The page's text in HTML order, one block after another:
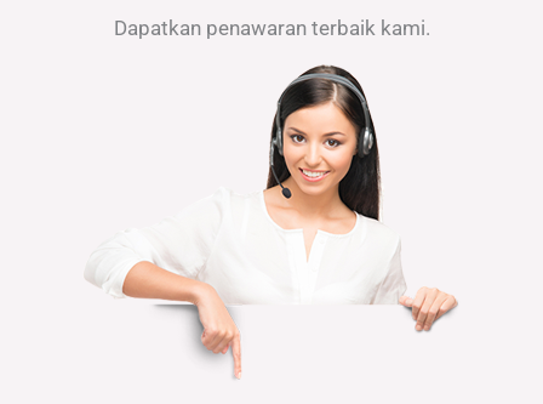
Dapatkan penawaran terbaik kami.